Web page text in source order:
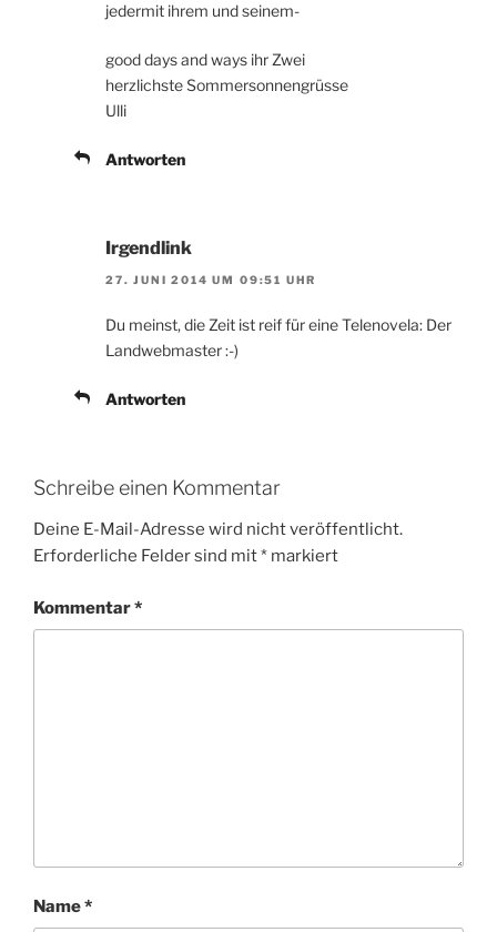
jedermit ihrem und seinem-
good days and ways ihr Zwei
herzlichste Sommersonnengrüsse
Ulli
Antworten
Irgendlink
27. JUNI 2014 UM 09:51 UHR
Du meinst, die Zeit ist reif für eine Telenovela: Der
Landwebmaster :-)
Antworten
Schreibe einen Kommentar
Deine E-Mail-Adresse wird nicht veröffentlicht.
Erforderliche Felder sind mit* markiert
Kommentar*
Name*